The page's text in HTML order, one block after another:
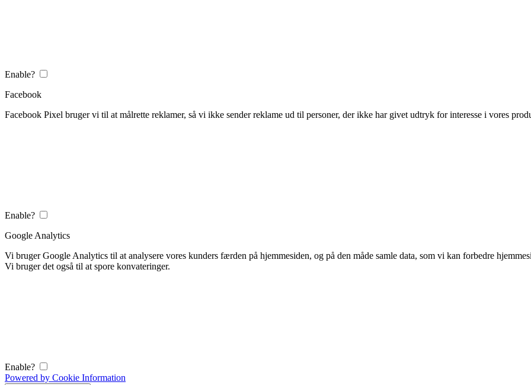
Enable?
Facebook
Facebook Pixel bruger vi til at målrette reklamer, så vi ikke sender reklame ud til personer, der ikke har givet udtryk for interesse i vores
Enable?
Google Analytics
Vi bruger Google Analytics til at analysere vores kunders færden på hjemmesiden, og på den måde samle data, som vi kan forbedre
Vi bruger det også til at spore konvateringer.
Enable?
Powered by Cookie Information